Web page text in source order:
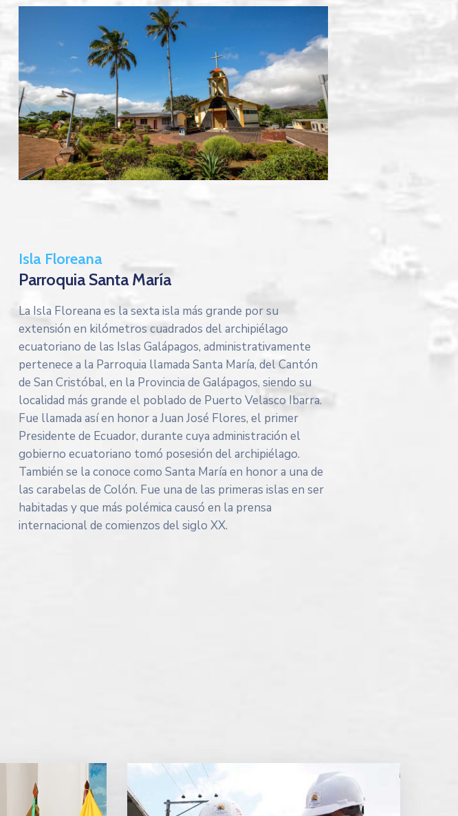
Isla Floreana
Parroquia Santa María
La Isla Floreana es la sexta isla más grande por su
extensión en kilómetros cuadrados del archipiélago
ecuatoriano de las Islas Galápagos, administrativamente
pertenece a la Parroquia llamada Santa María, del Cantón
de San Cristóbal, en la Provincia de Galápagos, siendo su
localidad más grande el poblado de Puerto Velasco Ibarra.
Fue llamada así en honor a Juan José Flores, el primer
Presidente de Ecuador, durante cuya administración el
gobierno ecuatoriano tomó posesión del archipiélago.
También se la conoce como Santa María en honor a una de
las carabelas de Colón. Fue una de las primeras islas en ser
habitadas y que más polémica causó en la prensa
internacional de comienzos del siglo XX.